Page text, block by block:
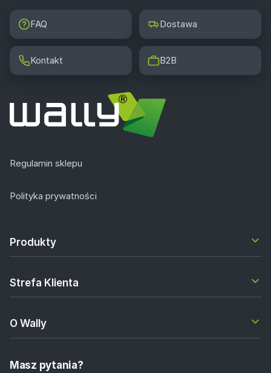
FAQ Dostawa
Kontakt B2B
Regulamin sklepu
Polityka prywatności
Produkty
Strefa Klienta
O Wally
Masz pytania?